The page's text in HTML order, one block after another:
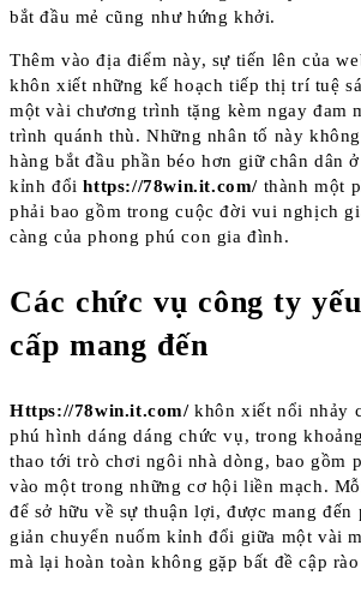
bắt đầu mẻ cũng như hứng khởi.
Thêm vào địa điểm này, sự tiến lên của
khôn xiết những kế hoạch tiếp thị trí tuệ
một vài chương trình tặng kèm ngay đam
trình quánh thù. Những nhân tố này
hàng bắt đầu phần béo hơn giữ chân dân
kỉnh đổihttps://78win.it.com/ thành một
phải bao gồm trong cuộc đời vui nghịch
càng của phong phú con gia đình.
Các chức vụ công ty
cấp mang đến
Https://78win.it.com/khôn xiết nổi nhảy
phú hình dáng dáng chức vụ, trong
thao tới trò chơi ngôi nhà dòng, bao gồm
vào một trong những cơ hội liền mạch.
để sở hữu về sự thuận lợi, được mang đến
giản chuyển nuốm kỉnh đổi giữa một vài
mà lại hoàn toàn không gặp bất đề cập